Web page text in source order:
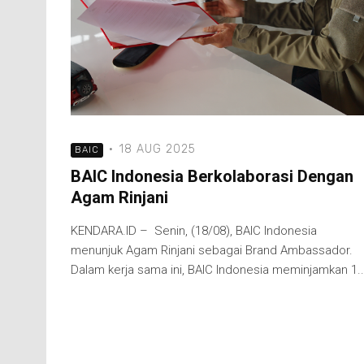
BAIC · 18 AUG 2025
BAIC Indonesia Berkolaborasi Dengan
Agam Rinjani
KENDARA.ID – Senin, (18/08), BAIC Indonesia
menunjuk Agam Rinjani sebagai Brand Ambassador.
Dalam kerja sama ini, BAIC Indonesia meminjamkan